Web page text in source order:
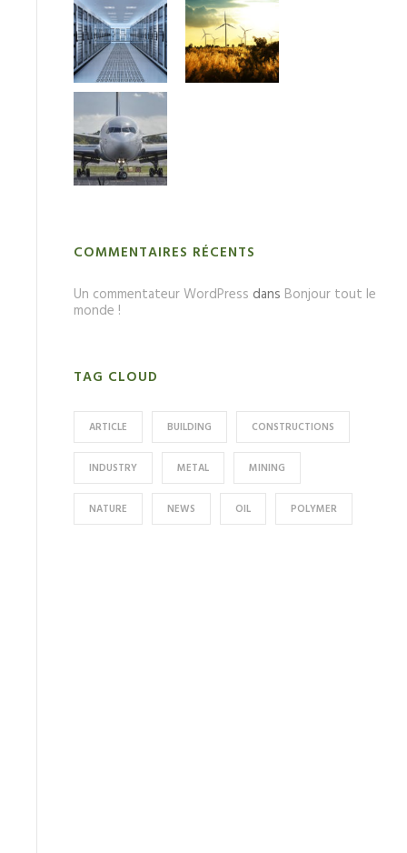
COMMENTAIRES RÉCENTS
Un commentateur WordPress dans Bonjour tout le
monde !
TAG CLOUD
ARTICLE BUILDING CONSTRUCTIONS
INDUSTRY METAL MINING
NATURE NEWS OIL POLYMER